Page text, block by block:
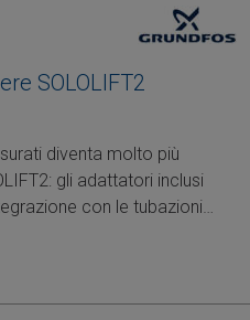
SOLOLIFT2
diventa molto più
gli adattatori inclusi
con le tubazioni